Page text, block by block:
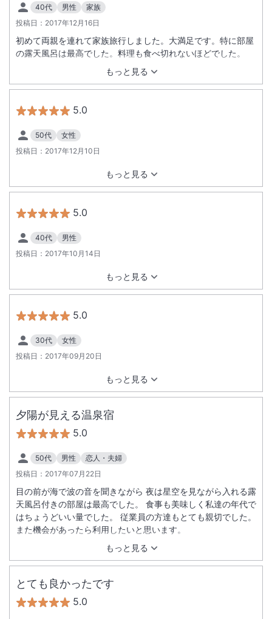
40代 男性
家族
投稿日： 2017年12月16日
もっと見る
初めて両親を連れて家族旅行しました。大満足です。特に部屋
の露天風呂は最高でした。料理も食べ切れないほどでした。
5.0
50代
女性
投稿日： 2017年12月10日
もっと見る
5.0
40代
男性
投稿日： 2017年10月14日
もっと見る
5.0
30代
女性
投稿日： 2017年09月20日
もっと見る
夕陽が見える温泉宿
5.0
50代 男性
恋人・夫婦
投稿日： 2017年07月22日
もっと見る
目の前が海で波の音を聞きながら 夜は星空を見ながら入れる露
天風呂付きの部屋は最高でした。 食事も美味しく私達の年代で
はちょうどいい量でした。 従業員の方達もとても親切でした。
また機会があったら利用したいと思います。
とても良かったです
5.0